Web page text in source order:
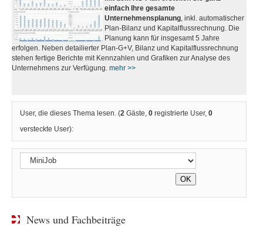
einfach Ihre gesamte
Unternehmensplanung , inkl. automatischer
Plan-Bilanz und Kapitalflussrechnung. Die
Planung kann für insgesamt 5 Jahre
erfolgen. Neben detailierter Plan-G+V, Bilanz und Kapitalflussrechnung
stehen fertige Berichte mit Kennzahlen und Grafiken zur Analyse des
Unternehmens zur Verfügung. mehr >>
User, die dieses Thema lesen. (2 Gäste,0 registrierte User,0
versteckte User):
News und Fachbeiträge